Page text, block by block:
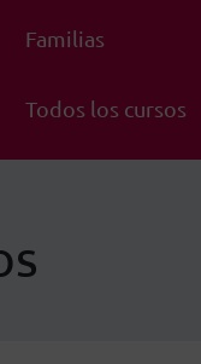
Familias
Todos los cursos